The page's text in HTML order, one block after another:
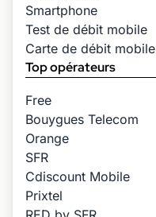
Smartphone
Test de débit mobile
Carte de débit mobile
Top opérateurs
Free
Bouygues Telecom
Orange
SFR
Cdiscount Mobile
Prixtel